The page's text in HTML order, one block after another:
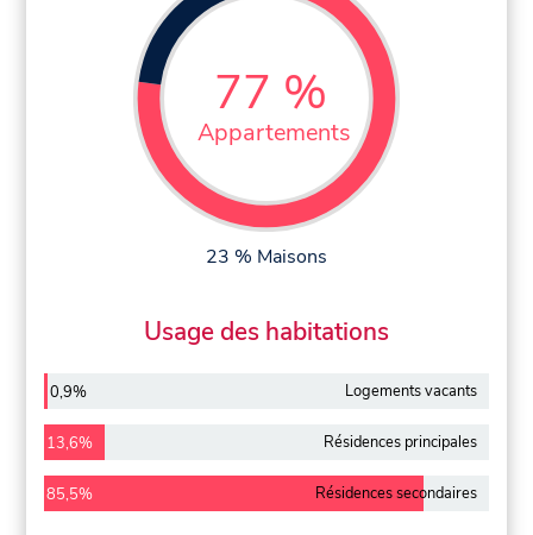
77 %
Appartements
23 % Maisons
Usage des habitations
0,9% Logements vacants
13,6% Résidences principales
85,5% Résidences secondaires